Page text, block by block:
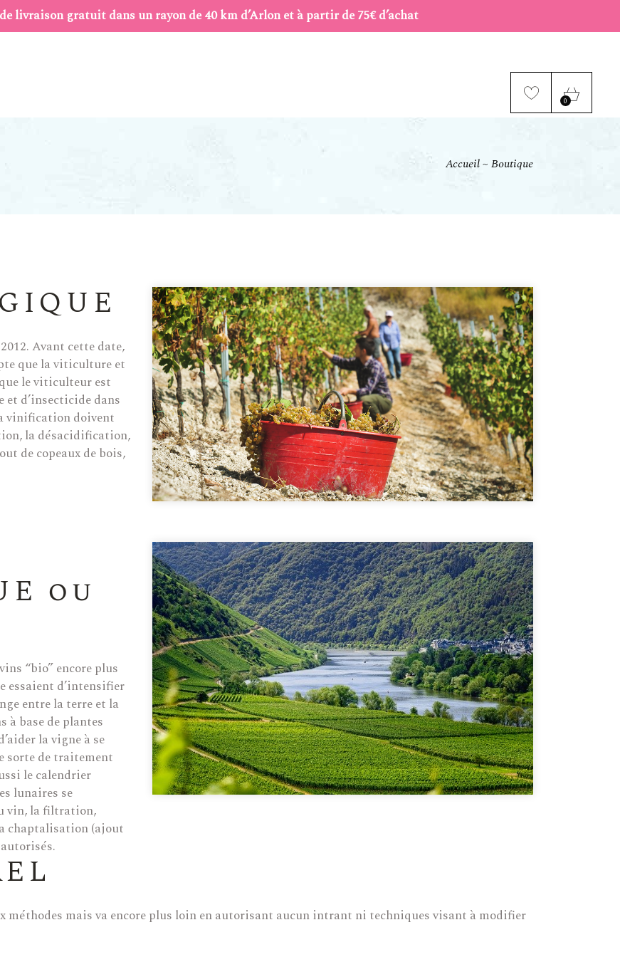
livraison gratuit dans un rayon de 40 km d’Arlon et à partir de 75€ d’achat
0
Avant cette date,
que la viticulture et
le viticulteur est
d’insecticide dans
vinification doivent
la désacidification,
de copeaux de bois,
ou
“bio” encore plus
essaient d’intensifier
entre la terre et la
à base de plantes
la vigne à se
sorte de traitement
le calendrier
lunaires se
vin, la filtration,
chaptalisation (ajout
méthodes mais va encore plus loin en autorisant aucun intrant ni techniques visant à modifier